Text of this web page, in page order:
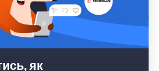
матеріал, особливо якщо
поняття, такі як